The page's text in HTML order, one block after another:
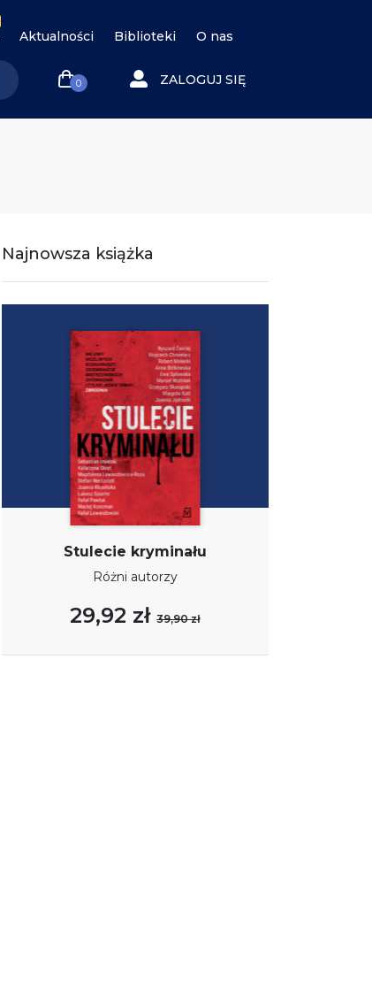
Aktualności Biblioteki O nas
0 ZALOGUJ SIĘ
Najnowsza książka
Stulecie kryminału
Różni autorzy
29,92 zł39,90 zł